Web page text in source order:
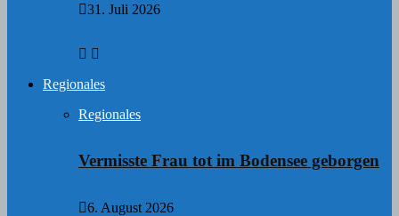
31. Juli 2026
Regionales
Regionales
Vermisste Frau tot im Bodensee geborgen
6. August 2026